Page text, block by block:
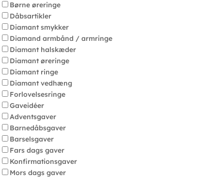
Børne øreringe
Dåbsartikler
Diamant smykker
Diamand armbånd / armringe
Diamant halskæder
Diamant øreringe
Diamant ringe
Diamant vedhæng
Forlovelsesringe
Gaveidéer
Adventsgaver
Barnedåbsgaver
Barselsgaver
Fars dags gaver
Konfirmationsgaver
Mors dags gaver